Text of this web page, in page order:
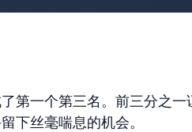
第一个第三名。前三分之一
下丝毫喘息的机会。